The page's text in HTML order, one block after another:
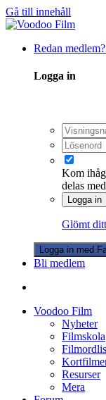
Gå till innehåll
Redan
Logga in
Kom
delas
Logga in
Glömt
Logga in med
Bli medlem
Voodoo Film
Nyheter
Filmskola
Resurser
Mera